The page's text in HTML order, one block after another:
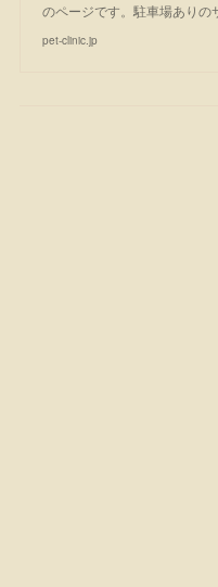
のページです。駐車場ありの
pet-clinic.jp